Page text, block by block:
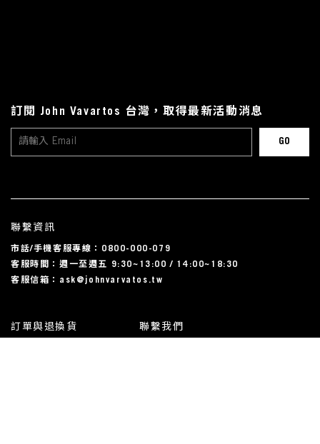
訂單與退換貨 聯繫我們
聯繫資訊
市話/手機客服專線：0800-000-079
客服時間：週一至週五 9:30~13:00 / 14:00~18:30
客服信箱：ask@johnvarvatos.tw
訂閱 John Vavartos 台灣，取得最新活動消息